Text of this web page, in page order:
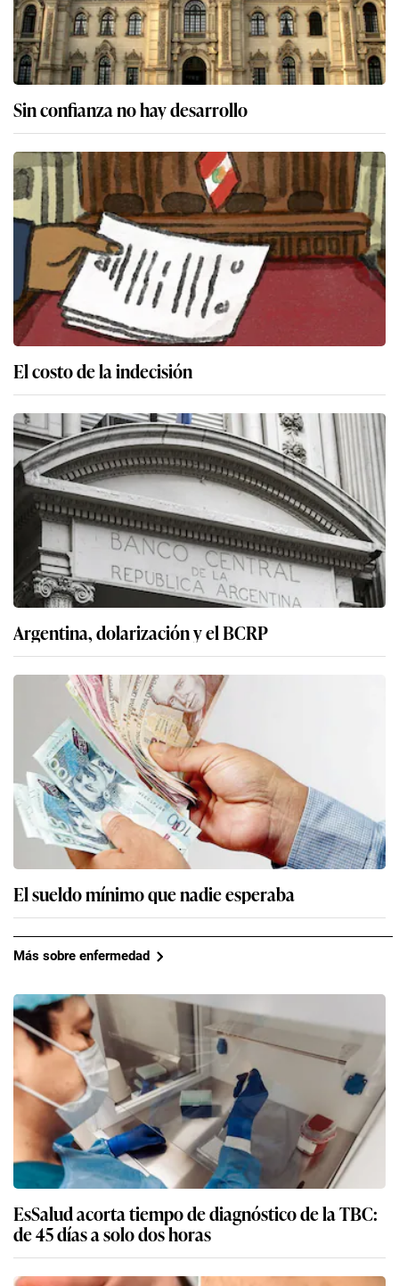
Sin confianza no hay desarrollo
El costo de la indecisión
Argentina, dolarización y el BCRP
El sueldo mínimo que nadie esperaba
Más sobre enfermedad
EsSalud acorta tiempo de diagnóstico de la TBC:
de 45 días a solo dos horas